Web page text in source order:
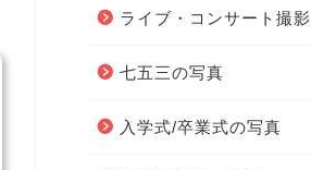
ライブ・コンサート撮影
七五三の写真
入学式/卒業式の写真